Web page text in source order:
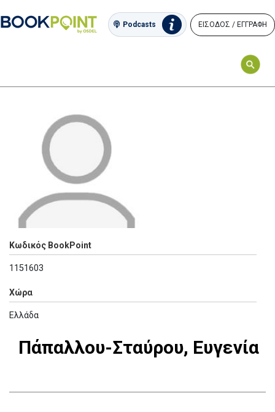
Podcasts ΕΙΣΟΔΟΣ / ΕΓΓΡΑΦΗ
Κωδικός BookPoint
1151603
Χώρα
Ελλάδα
Πάπαλλου-Σταύρου, Ευγενία